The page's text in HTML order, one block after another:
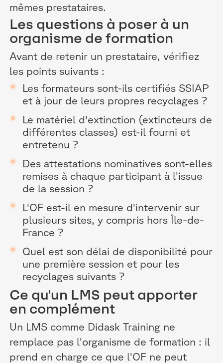
mêmes prestataires.
Les questions à poser à un
organisme de formation
Avant de retenir un prestataire, vérifiez
les points suivants :
Les formateurs sont-ils certifiés SSIAP
et à jour de leurs propres recyclages ?
Le matériel d'extinction (extincteurs de
différentes classes) est-il fourni et
entretenu ?
Des attestations nominatives sont-elles
remises à chaque participant à l'issue
de la session ?
L'OF est-il en mesure d'intervenir sur
plusieurs sites, y compris hors Île-de-
France ?
Quel est son délai de disponibilité pour
une première session et pour les
recyclages suivants ?
Ce qu'un LMS peut apporter
en complément
Un LMS comme Didask Training ne
remplace pas l'organisme de formation : il
prend en charge ce que l'OF ne peut